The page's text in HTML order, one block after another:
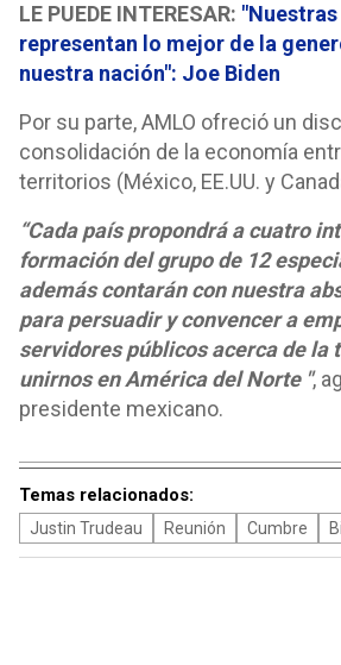
LE PUEDE INTERESAR:
representan lo mejor de la
nuestra nación": Joe Biden
Por su parte, AMLO ofreció un
consolidación de la economía
territorios (México, EE.UU. y
“Cada país propondrá a cuatro
formación del grupo de 12
además contarán con nuestra
para persuadir y convencer a
servidores públicos acerca de la
unirnos en América del Norte ",
presidente mexicano.
Temas relacionados:
Justin Trudeau Reunión Cumbre